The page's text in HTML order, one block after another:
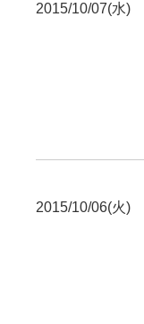
2015/10/07(水)
2015/10/06(火)